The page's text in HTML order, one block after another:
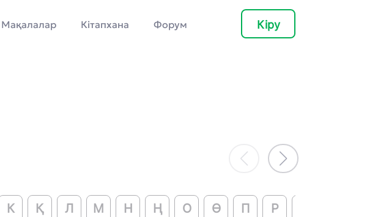
Мақалалар Кітапхана Форум Кіру
К Қ Л М Н Ң О Ө П Р